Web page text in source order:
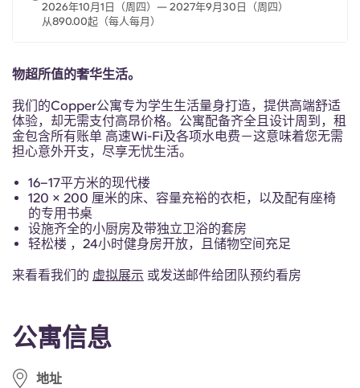
Deutsch
French
Portuguese
公寓信息
地址
2026年10月1日（周四）— 2027年9月30日（周四）
从890.00起（每人每月）
物超所值的奢华生活。
我们的Copper公寓专为学生生活量身打造，提供高端舒适
体验，却无需支付高昂价格。公寓配备齐全且设计周到，租
金包含所有账单 高速Wi-Fi及各项水电费－这意味着您无需
担心意外开支，尽享无忧生活。
16–17平方米的现代楼
120 × 200 厘米的床、容量充裕的衣柜，以及配有座椅
的专用书桌
设施齐全的小厨房及带独立卫浴的套房
轻松楼 ，24小时健身房开放，且储物空间充足
来看看我们的 虚拟展示 或发送邮件给团队预约看房